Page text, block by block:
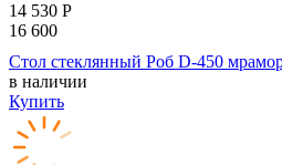
14 530 Р
16 600
Стол стеклянный Роб D-450
в наличии
Купить